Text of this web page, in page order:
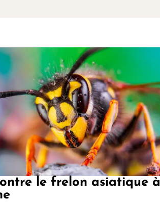
le frelon asiatique à